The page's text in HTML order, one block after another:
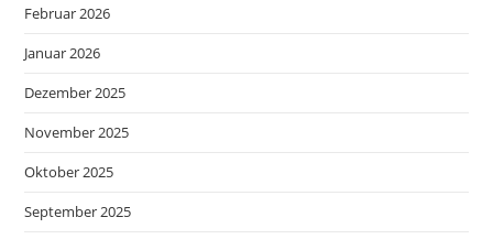
Februar 2026
Januar 2026
Dezember 2025
November 2025
Oktober 2025
September 2025